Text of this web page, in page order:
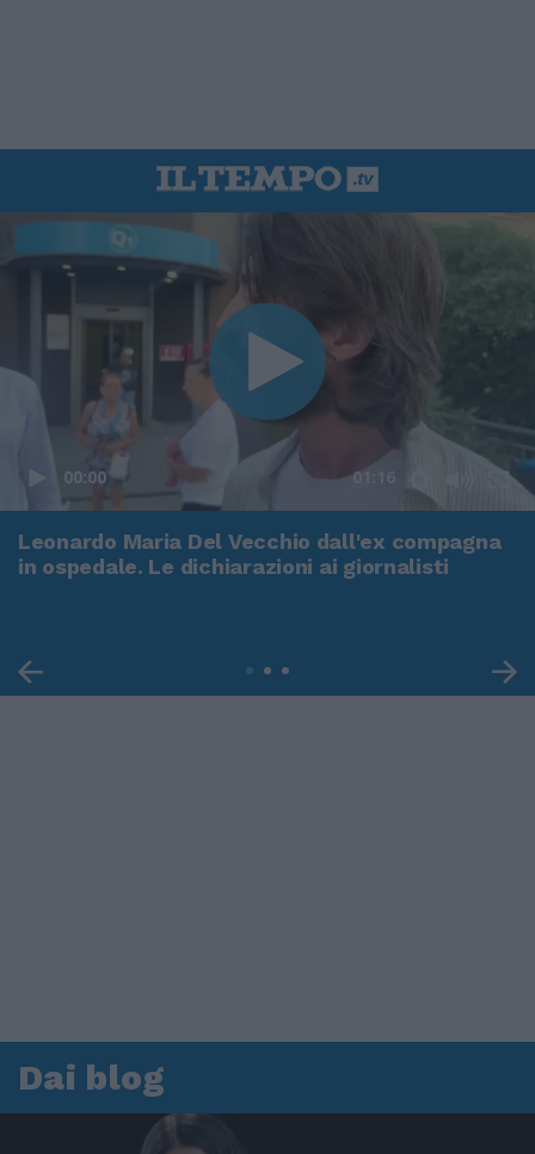
00:00 01:16
Leonardo Maria Del Vecchio dall'ex compagna
in ospedale. Le dichiarazioni ai giornalisti
Dai blog